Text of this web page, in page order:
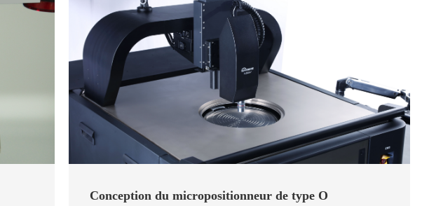
Conception du micropositionneur de type O